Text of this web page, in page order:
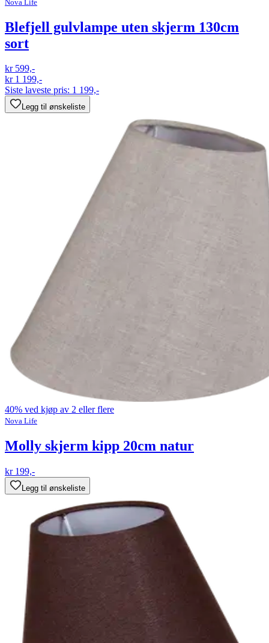
Nova Life
Blefjell gulvlampe uten skjerm 130cm
sort
kr 599,-
kr 1 199,-
Siste laveste pris: 1 199,-
Legg til ønskeliste
40% ved kjøp av 2 eller flere
Nova Life
Molly skjerm kipp 20cm natur
kr 199,-
Legg til ønskeliste